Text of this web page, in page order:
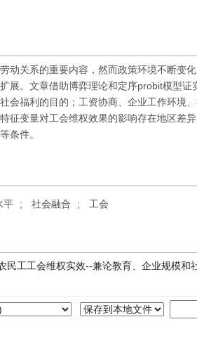
动关系的重要内容，然而政策环境不断变
展。文章借助博弈理论和定序probit模型
会福利的目的；工资协商、企业工作环境
征变量对工会维权效果的影响存在地区差
条件。
平 ; 社会融合 ; 工会
民工工会维权实效--兼论教育、企业规模和